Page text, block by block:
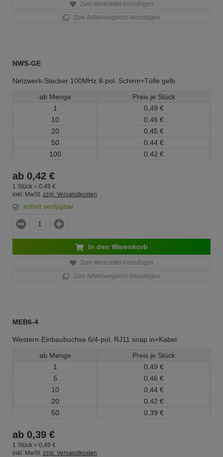
Zum Merkzettel hinzufügen
Zum Artikelvergleich hinzufügen
NWS-GE
Netzwerk-Stecker 100MHz 8-pol. Schirm+Tülle gelb
ab Menge
Preis je Stück
1
0, 49 €
10
0, 46 €
20
0, 45 €
50
0, 44 €
100
0, 42 €
ab 0,42 €
1 Stück = 0, 49 €
inkl. MwSt. zzgl. Versandkosten
sofort verfügbar
In den Warenkorb
Zum Merkzettel hinzufügen
Zum Artikelvergleich hinzufügen
MEB6-4
Western-Einbaubuchse 6/4-pol. RJ11 snap in+Kabel
ab Menge
Preis je Stück
1
0, 49 €
5
0, 46 €
10
0, 44 €
20
0, 42 €
50
0, 39 €
ab 0,39 €
1 Stück = 0, 49 €
inkl. MwSt. zzgl. Versandkosten